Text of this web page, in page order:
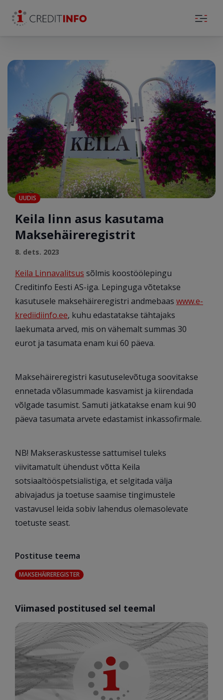
UUDIS
Keila linn asus kasutama
Maksehäireregistrit
8. dets. 2023
Keila Linnavalitsus sõlmis koostöölepingu
Creditinfo Eesti AS-iga. Lepinguga võtetakse
kasutusele maksehäireregistri andmebaas www.e-
krediidiinfo.ee, kuhu edastatakse tähtajaks
laekumata arved, mis on vähemalt summas 30
eurot ja tasumata enam kui 60 päeva.
Maksehäireregistri kasutuselevõtuga soovitakse
ennetada võlasummade kasvamist ja kiirendada
võlgade tasumist. Samuti jätkatakse enam kui 90
päeva tasumata arvete edastamist inkassofirmale.
NB! Makseraskustesse sattumisel tuleks
viivitamatult ühendust võtta Keila
sotsiaaltööspetsialistiga, et selgitada välja
abivajadus ja toetuse saamise tingimustele
vastavusel leida sobiv lahendus olemasolevate
toetuste seast.
Postituse teema
MAKSEHÄIREREGISTER
Viimased postitused sel teemal